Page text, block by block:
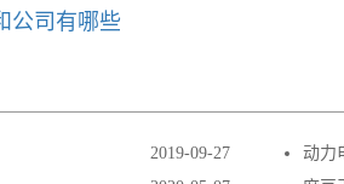
公司有哪些
2019-09-27
动力